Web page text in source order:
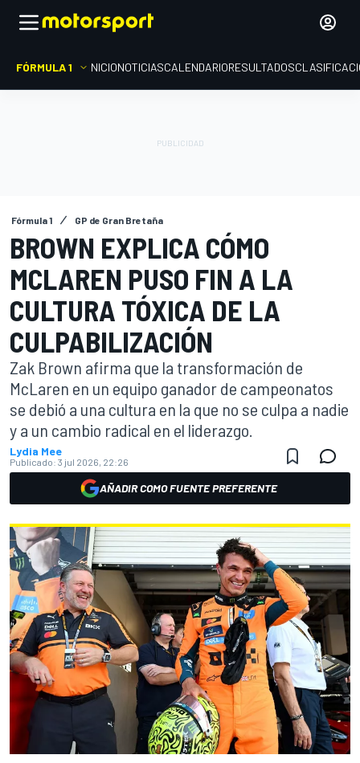
FÓRMULA 1 INICIONOTICIASCALENDARIORESULTADOS
Fórmula 1 GP de Gran Bretaña
BROWN EXPLICA CÓMO
MCLAREN PUSO FIN A LA
CULTURA TÓXICA DE LA
CULPABILIZACIÓN
Zak Brown afirma que la transformación de
McLaren en un equipo ganador de campeonatos
se debió a una cultura en la que no se culpa a nadie
y a un cambio radical en el liderazgo.
Lydia Mee
Publicado: 3 jul 2026, 22:26
AÑADIR COMO FUENTE PREFERENTE